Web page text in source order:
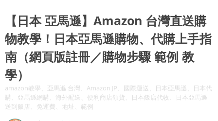
【日本 亞馬遜】Amazon 台灣直送購
物教學！日本亞馬遜購物、代購上手指
南（網頁版註冊／購物步驟 範例 教
學）
amazon教學、亞馬遜 台灣、Amazon JP、國際運送、日本亞馬遜、日本代
購、亞馬遜網購、海外配送、便利商店領貨、日本飯店代收、日本亞馬遜
送到飯店、免運費、地址、範例